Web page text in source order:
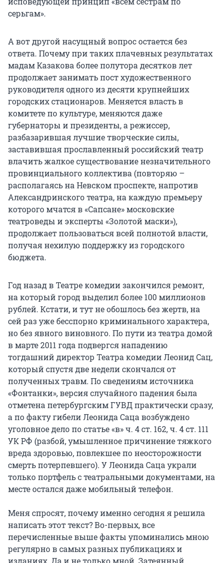
серьгам».
А вот другой насущный вопрос остается без
ответа. Почему при таких плачевных результатах
мадам Казакова более полутора десятков лет
продолжает занимать пост художественного
руководителя одного из десяти крупнейших
городских стационаров. Меняется власть в
комитете по культуре, меняются даже
губернаторы и президенты, а режиссер,
разбазарившая лучшие творческие силы,
заставившая прославленный российский театр
влачить жалкое существование незначительного
провинциального коллектива (повторяю –
располагаясь на Невском проспекте, напротив
Александринского театра, на каждую премьеру
которого мчатся в «Сапсане» московские
театроведы и эксперты «Золотой маски»),
продолжает пользоваться всей полнотой власти,
получая нехилую поддержку из городского
бюджета.
Год назад в Театре комедии закончился ремонт,
на который город выделил более 100 миллионов
рублей. Кстати, и тут не обошлось без жертв, на
сей раз уже бесспорно криминального характера,
но без явного виновного. По пути из театра домой
в марте 2011 года подвергся нападению
тогдашний директор Театра комедии Леонид Сац,
который спустя две недели скончался от
полученных травм. По сведениям источника
«Фонтанки», версия случайного падения была
отметена петербургским ГУВД практически сразу,
а по факту гибели Леонида Саца возбуждено
уголовное дело по статье «в» ч. 4 ст. 162, ч. 4 ст. 111
УК РФ (разбой, умышленное причинение тяжкого
вреда здоровью, повлекшее по неосторожности
смерть потерпевшего). У Леонида Саца украли
только портфель с театральными документами, на
месте остался даже мобильный телефон.
Меня спросят, почему именно сегодня я решила
написать этот текст? Во-первых, все
перечисленные выше факты упоминались мною
регулярно в самых разных публикациях и
изданиях. Да и не только мной. Затеянный